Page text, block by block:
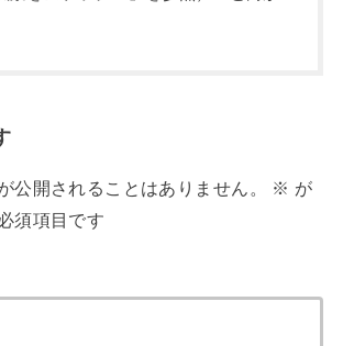
公開されることはありません。 ※ が
須項目です